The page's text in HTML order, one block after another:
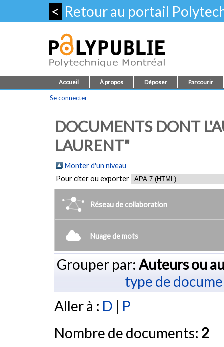
< Retour au portail
Accueil À propos Déposer Parcourir
Se connecter
DOCUMENTS DONT
LAURENT"
Monter d'un niveau
Pour citer ou exporter
Réseau de collaboration
Nuage de mots
Grouper par: Auteurs ou
type de
Aller à : D | P
Nombre de documents: 2